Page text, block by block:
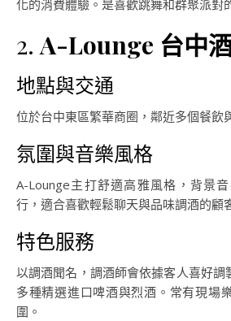
化的消費體驗。是喜歡跳舞和群聚派對
2. A-Lounge 台中
地點與交通
位於台中東區繁華商圈，鄰近多個餐飲
氛圍與音樂風格
A-Lounge主打舒適高雅風格，背景
行，適合喜歡輕鬆聊天與品味調酒的顧
特色服務
以調酒聞名，調酒師會依據客人喜好調
多種精選進口啤酒與烈酒。常有現場
圍。